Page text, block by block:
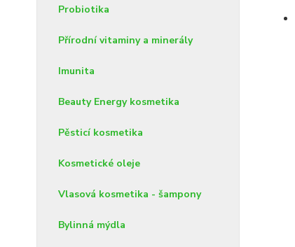
Probiotika
Přírodní vitaminy a minerály
Imunita
Beauty Energy kosmetika
Pěsticí kosmetika
Kosmetické oleje
Vlasová kosmetika - šampony
Bylinná mýdla